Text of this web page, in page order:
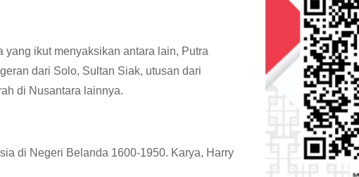
ikut menyaksikan antara lain, Putra
dari Solo, Sultan Siak, utusan dari
di Nusantara lainnya.
di Negeri Belanda 1600-1950. Karya, Harry